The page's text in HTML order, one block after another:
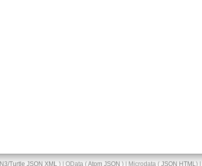
N3/Turtle JSON XML) | OData (Atom JSON ) | Microdata ( JSON HTML) |